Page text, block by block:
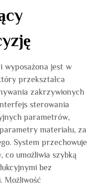
wyposażona jest w
przekształca
zakrzywionych
sterowania
parametrów,
materiału, za
System przechowuje
co umożliwia szybką
bez
Możliwość